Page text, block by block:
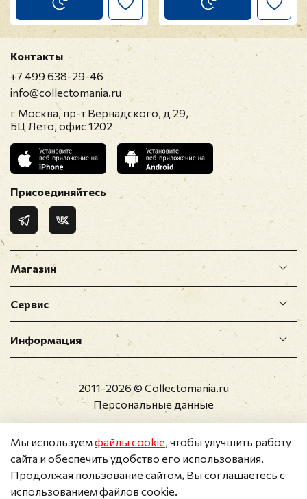
Магазин
Сервис
Информация
Контакты
+7 499 638-29-46
info@collectomania.ru
г Москва, пр-т Вернадского, д 29,
БЦ Лето, офис 1202
Присоединяйтесь
2011-2026 © Collectomania.ru
Персональные данные
Мы используемфайлы cookie, чтобы улучшить работу
сайта и обеспечить удобство его использования.
Продолжая пользование сайтом, Вы соглашаетесь с
использованием файлов cookie.